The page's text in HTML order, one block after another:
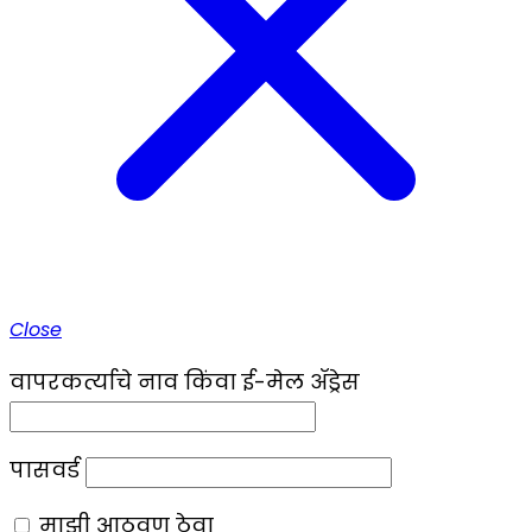
Close
वापरकर्त्याचे नाव किंवा ई-मेल ॲड्रेस
पासवर्ड
माझी आठवण ठेवा